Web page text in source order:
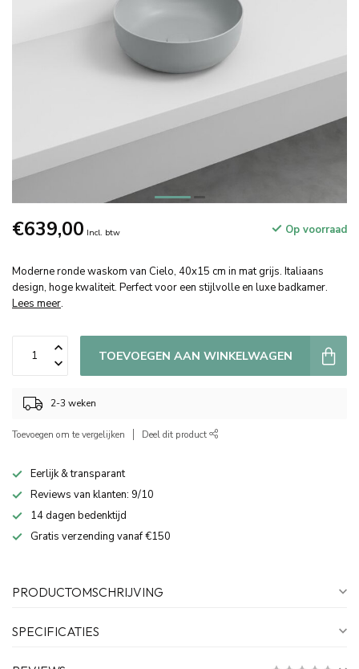
€639,00 Incl. btw Op voorraad
Moderne ronde waskom van Cielo, 40x15 cm in mat grijs. Italiaans
design, hoge kwaliteit. Perfect voor een stijlvolle en luxe badkamer.
Lees meer.
TOEVOEGEN AAN WINKELWAGEN
2-3 weken
Toevoegen om te vergelijken Deel dit product
Eerlijk & transparant
Reviews van klanten: 9/10
14 dagen bedenktijd
Gratis verzending vanaf €150
PRODUCTOMSCHRIJVING
SPECIFICATIES